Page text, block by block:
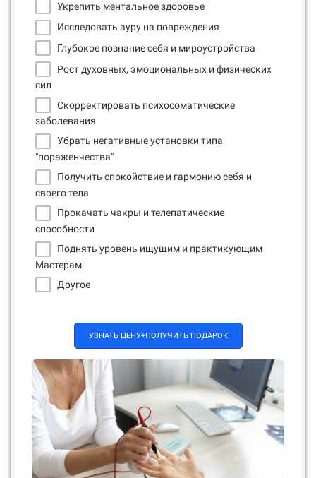
Укрепить ментальное здоровье
Исследовать ауру на повреждения
Глубокое познание себя и мироустройства
Рост духовных, эмоциональных и физических
сил
Скорректировать психосоматические
заболевания
Убрать негативные установки типа
"пораженчества"
Получить спокойствие и гармонию себя и
своего тела
Прокачать чакры и телепатические
способности
Поднять уровень ищущим и практикующим
Мастерам
Другое
УЗНАТЬ ЦЕНУ+ПОЛУЧИТЬ ПОДАРОК